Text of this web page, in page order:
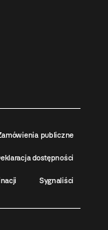
publiczne
dostępności
Sygnaliści